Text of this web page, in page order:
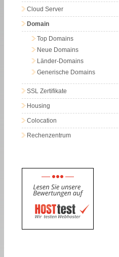
Cloud Server
Domain
Top Domains
Neue Domains
Länder-Domains
Generische Domains
SSL Zertifikate
Housing
Colocation
Rechenzentrum